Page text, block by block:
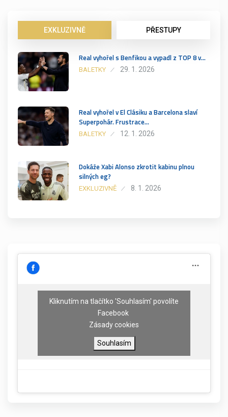
EXKLUZIVNĚ PŘESTUPY
Real vyhořel s Benfikou a vypadl z TOP 8 v…
BALETKY 29. 1. 2026
Real vyhořel v El Clásiku a Barcelona slaví
Superpohár. Frustrace…
BALETKY 12. 1. 2026
Dokáže Xabi Alonso zkrotit kabinu plnou
silných eg?
EXKLUZIVNĚ 8. 1. 2026
Kliknutím na tlačítko 'Souhlasím' povolíte
Facebook
Zásady cookies
Souhlasím